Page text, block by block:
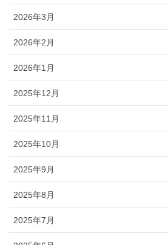
2026年3月
2026年2月
2026年1月
2025年12月
2025年11月
2025年10月
2025年9月
2025年8月
2025年7月